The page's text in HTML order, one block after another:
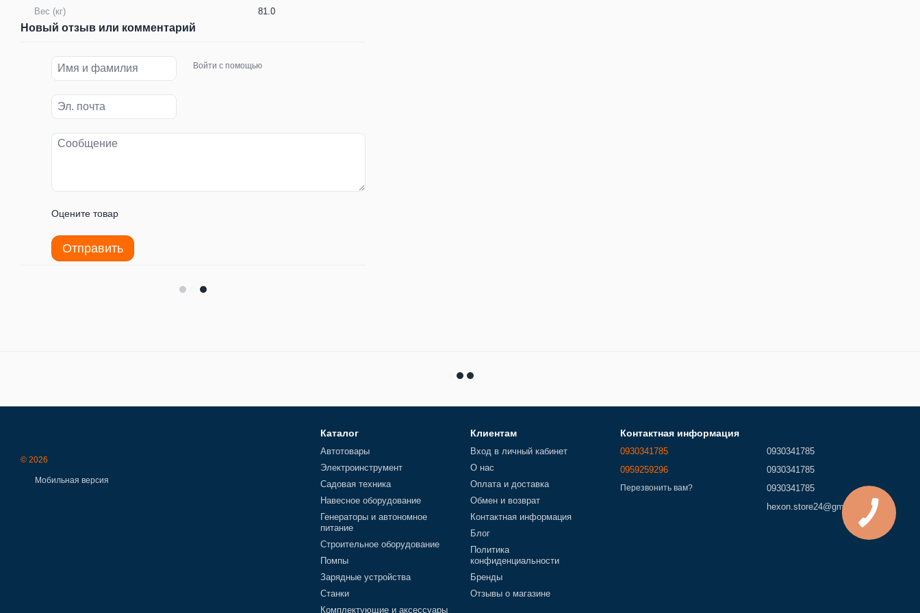
Вес (кг) 81.0
Новый отзыв или комментарий
Войти с помощью
Оцените товар
Отправить
© 2026
Мобильная версия
Каталог
Автотовары
Электроинструмент
Садовая техника
Навесное оборудование
Генераторы и автономное
питание
Строительное оборудование
Помпы
Зарядные устройства
Станки
Комплектующие и аксессуары
Клиентам
Вход в личный кабинет
О нас
Оплата и доставка
Обмен и возврат
Контактная информация
Блог
Политика
конфиденциальности
Бренды
Отзывы о магазине
Контактная информация
0930341785
0959259296
Перезвонить вам?
0930341785
0930341785
0930341785
hexon.store24@gmail.com